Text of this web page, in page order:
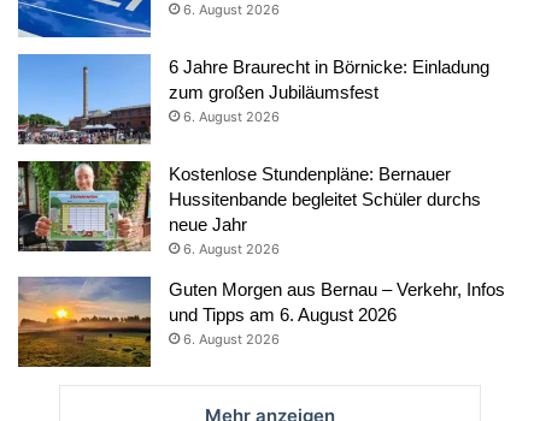
6. August 2026
6 Jahre Braurecht in Börnicke: Einladung
zum großen Jubiläumsfest
6. August 2026
Kostenlose Stundenpläne: Bernauer
Hussitenbande begleitet Schüler durchs
neue Jahr
6. August 2026
Guten Morgen aus Bernau – Verkehr, Infos
und Tipps am 6. August 2026
6. August 2026
Mehr anzeigen